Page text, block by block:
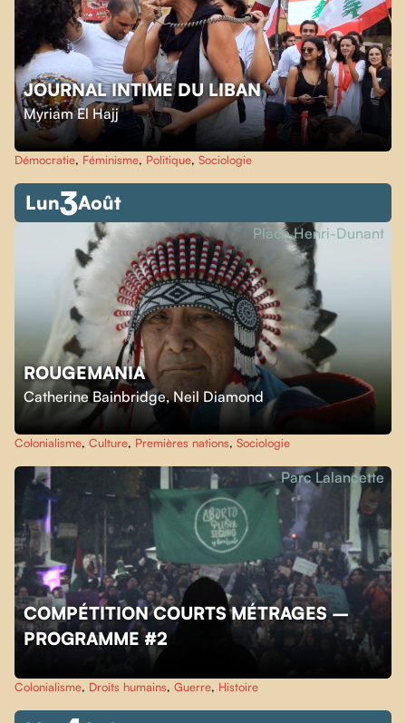
JOURNAL INTIME DU LIBAN
Myriam El Hajj
Démocratie, Féminisme, Politique, Sociologie
Lun3Août
ROUGEMANIA
Catherine Bainbridge,Neil Diamond
Place Henri-Dunant
Colonialisme, Culture, Premières nations, Sociologie
COMPÉTITION COURTS MÉTRAGES –
PROGRAMME #2
Parc Lalancette
Colonialisme, Droits humains, Guerre, Histoire